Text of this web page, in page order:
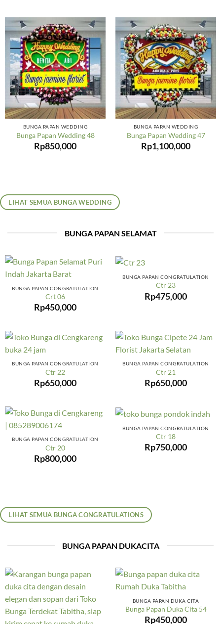
BUNGA PAPAN WEDDING
Bunga Papan Wedding 48
Rp850,000
BUNGA PAPAN WEDDING
Bunga Papan Wedding 47
Rp1,100,000
LIHAT SEMUA BUNGA WEDDING
BUNGA PAPAN SELAMAT
BUNGA PAPAN CONGRATULATION
Crt 06
Rp450,000
BUNGA PAPAN CONGRATULATION
Ctr 23
Rp475,000
BUNGA PAPAN CONGRATULATION
Ctr 22
Rp650,000
BUNGA PAPAN CONGRATULATION
Ctr 21
Rp650,000
BUNGA PAPAN CONGRATULATION
Ctr 20
Rp800,000
BUNGA PAPAN CONGRATULATION
Ctr 18
Rp750,000
LIHAT SEMUA BUNGA CONGRATULATIONS
BUNGA PAPAN DUKACITA
BUNGA PAPAN DUKA CITA
Bunga Papan Duka Cita 54
Rp450,000